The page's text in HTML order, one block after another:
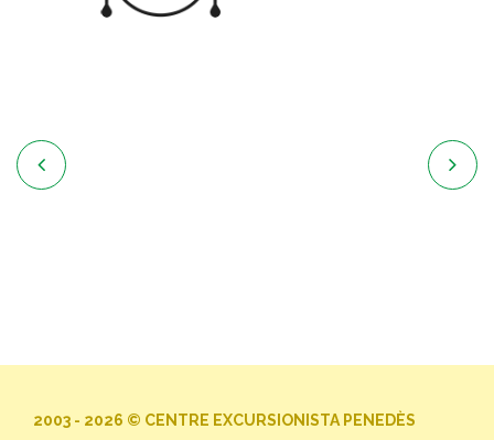
 
2003 - 2026 © CENTRE EXCURSIONISTA PENEDÈS